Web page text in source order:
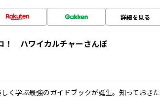
詳細を見る
！ ハワイカルチャーさんぽ
く学ぶ最強のガイドブックが誕生。知っておきた